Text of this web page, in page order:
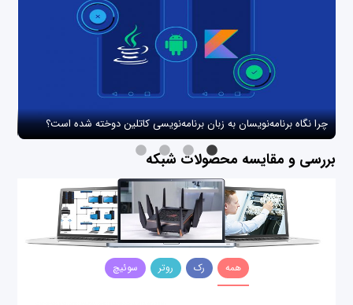
چرا نگاه برنامه‌نویسان به زبان برنامه‌نویسی کاتلین دوخته شده است؟
بررسی و مقایسه محصولات شبکه
همه رک روتر سوئیچ